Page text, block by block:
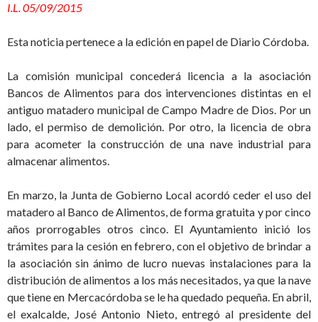
I.L. 05/09/2015
Esta noticia pertenece a la edición en papel de Diario Córdoba.
La comisión municipal concederá licencia a la asociación
Bancos de Alimentos para dos intervenciones distintas en el
antiguo matadero municipal de Campo Madre de Dios. Por un
lado, el permiso de demolición. Por otro, la licencia de obra
para acometer la construcción de una nave industrial para
almacenar alimentos.
En marzo, la Junta de Gobierno Local acordó ceder el uso del
matadero al Banco de Alimentos, de forma gratuita y por cinco
años prorrogables otros cinco. El Ayuntamiento inició los
trámites para la cesión en febrero, con el objetivo de brindar a
la asociación sin ánimo de lucro nuevas instalaciones para la
distribución de alimentos a los más necesitados, ya que la nave
que tiene en Mercacórdoba se le ha quedado pequeña. En abril,
el exalcalde, José Antonio Nieto, entregó al presidente del